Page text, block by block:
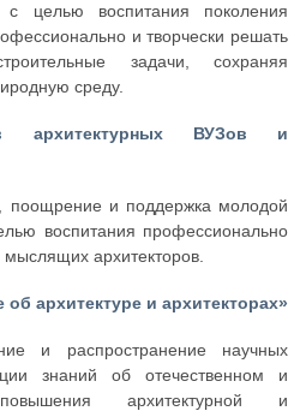
с целью воспитания поколения
и творчески решать
задачи, сохраняя
среду.
архитектурных ВУЗов и
поощрение и поддержка молодой
воспитания профессионально
мыслящих архитекторов.
архитектуре и архитекторах»
и распространение научных
знаний об отечественном и
архитектурной и